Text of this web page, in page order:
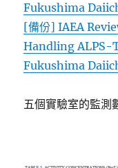
Fukushima
[備份] IAEA
Handling ALPS-
Fukushima
五個實驗室的監測